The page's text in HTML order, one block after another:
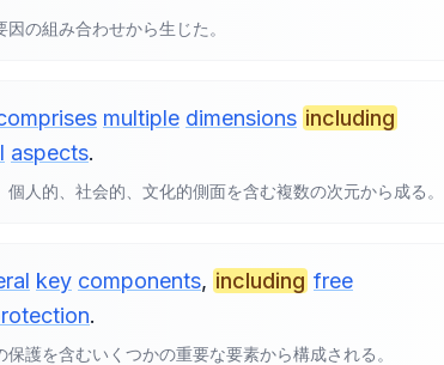
の組み合わせから生じた。
multiple dimensions including
aspects.
個人的、社会的、文化的側面を含む複数の次元から成る。
key components, including free
.
護を含むいくつかの重要な要素から構成される。